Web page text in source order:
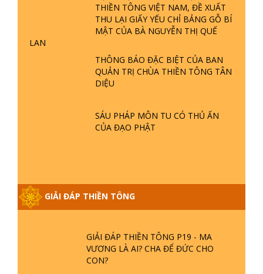
THIỀN TÔNG VIỆT NAM, ĐỀ XUẤT
THU LẠI GIẤY YẾU CHỈ BẢNG GỖ BÍ
MẬT CỦA BÀ NGUYỄN THỊ QUẾ
LAN
THÔNG BÁO ĐẶC BIỆT CỦA BAN
QUẢN TRỊ CHÙA THIỀN TÔNG TÂN
DIỆU
SÁU PHÁP MÔN TU CÓ THỦ ẤN
CỦA ĐẠO PHẬT
GIẢI ĐÁP THIỀN TÔNG
GIẢI ĐÁP THIỀN TÔNG ĐẶC BIỆT P22
- TẠI SAO TRÁI ĐẤT NHIỀU THIÊN TAI
- LŨ LỤT - HỎA HOẠN | TTTD
GIẢI ĐÁP THIỀN TÔNG ĐẶC BIỆT P21
- TẠI SAO ĐỨC PHẬT BƯỚC ĐI 7
BƯỚC TRÊN HOA SEN ? | TTTD
GIẢI ĐÁP VỀ LỄ TIỄN THIỀN TÔNG SƯ
NGỌC LÂM VỀ PHẬT GIỚI
PHẦN 20 - BÁC NGUYỄN NHÂN LÀ AI?
PHIỀN NÃO DO ĐÂU MÀ CÓ?
GIẢI ĐÁP THIỀN TÔNG P19 - MA
VƯƠNG LÀ AI? CHA ĐỂ ĐỨC CHO
CON?